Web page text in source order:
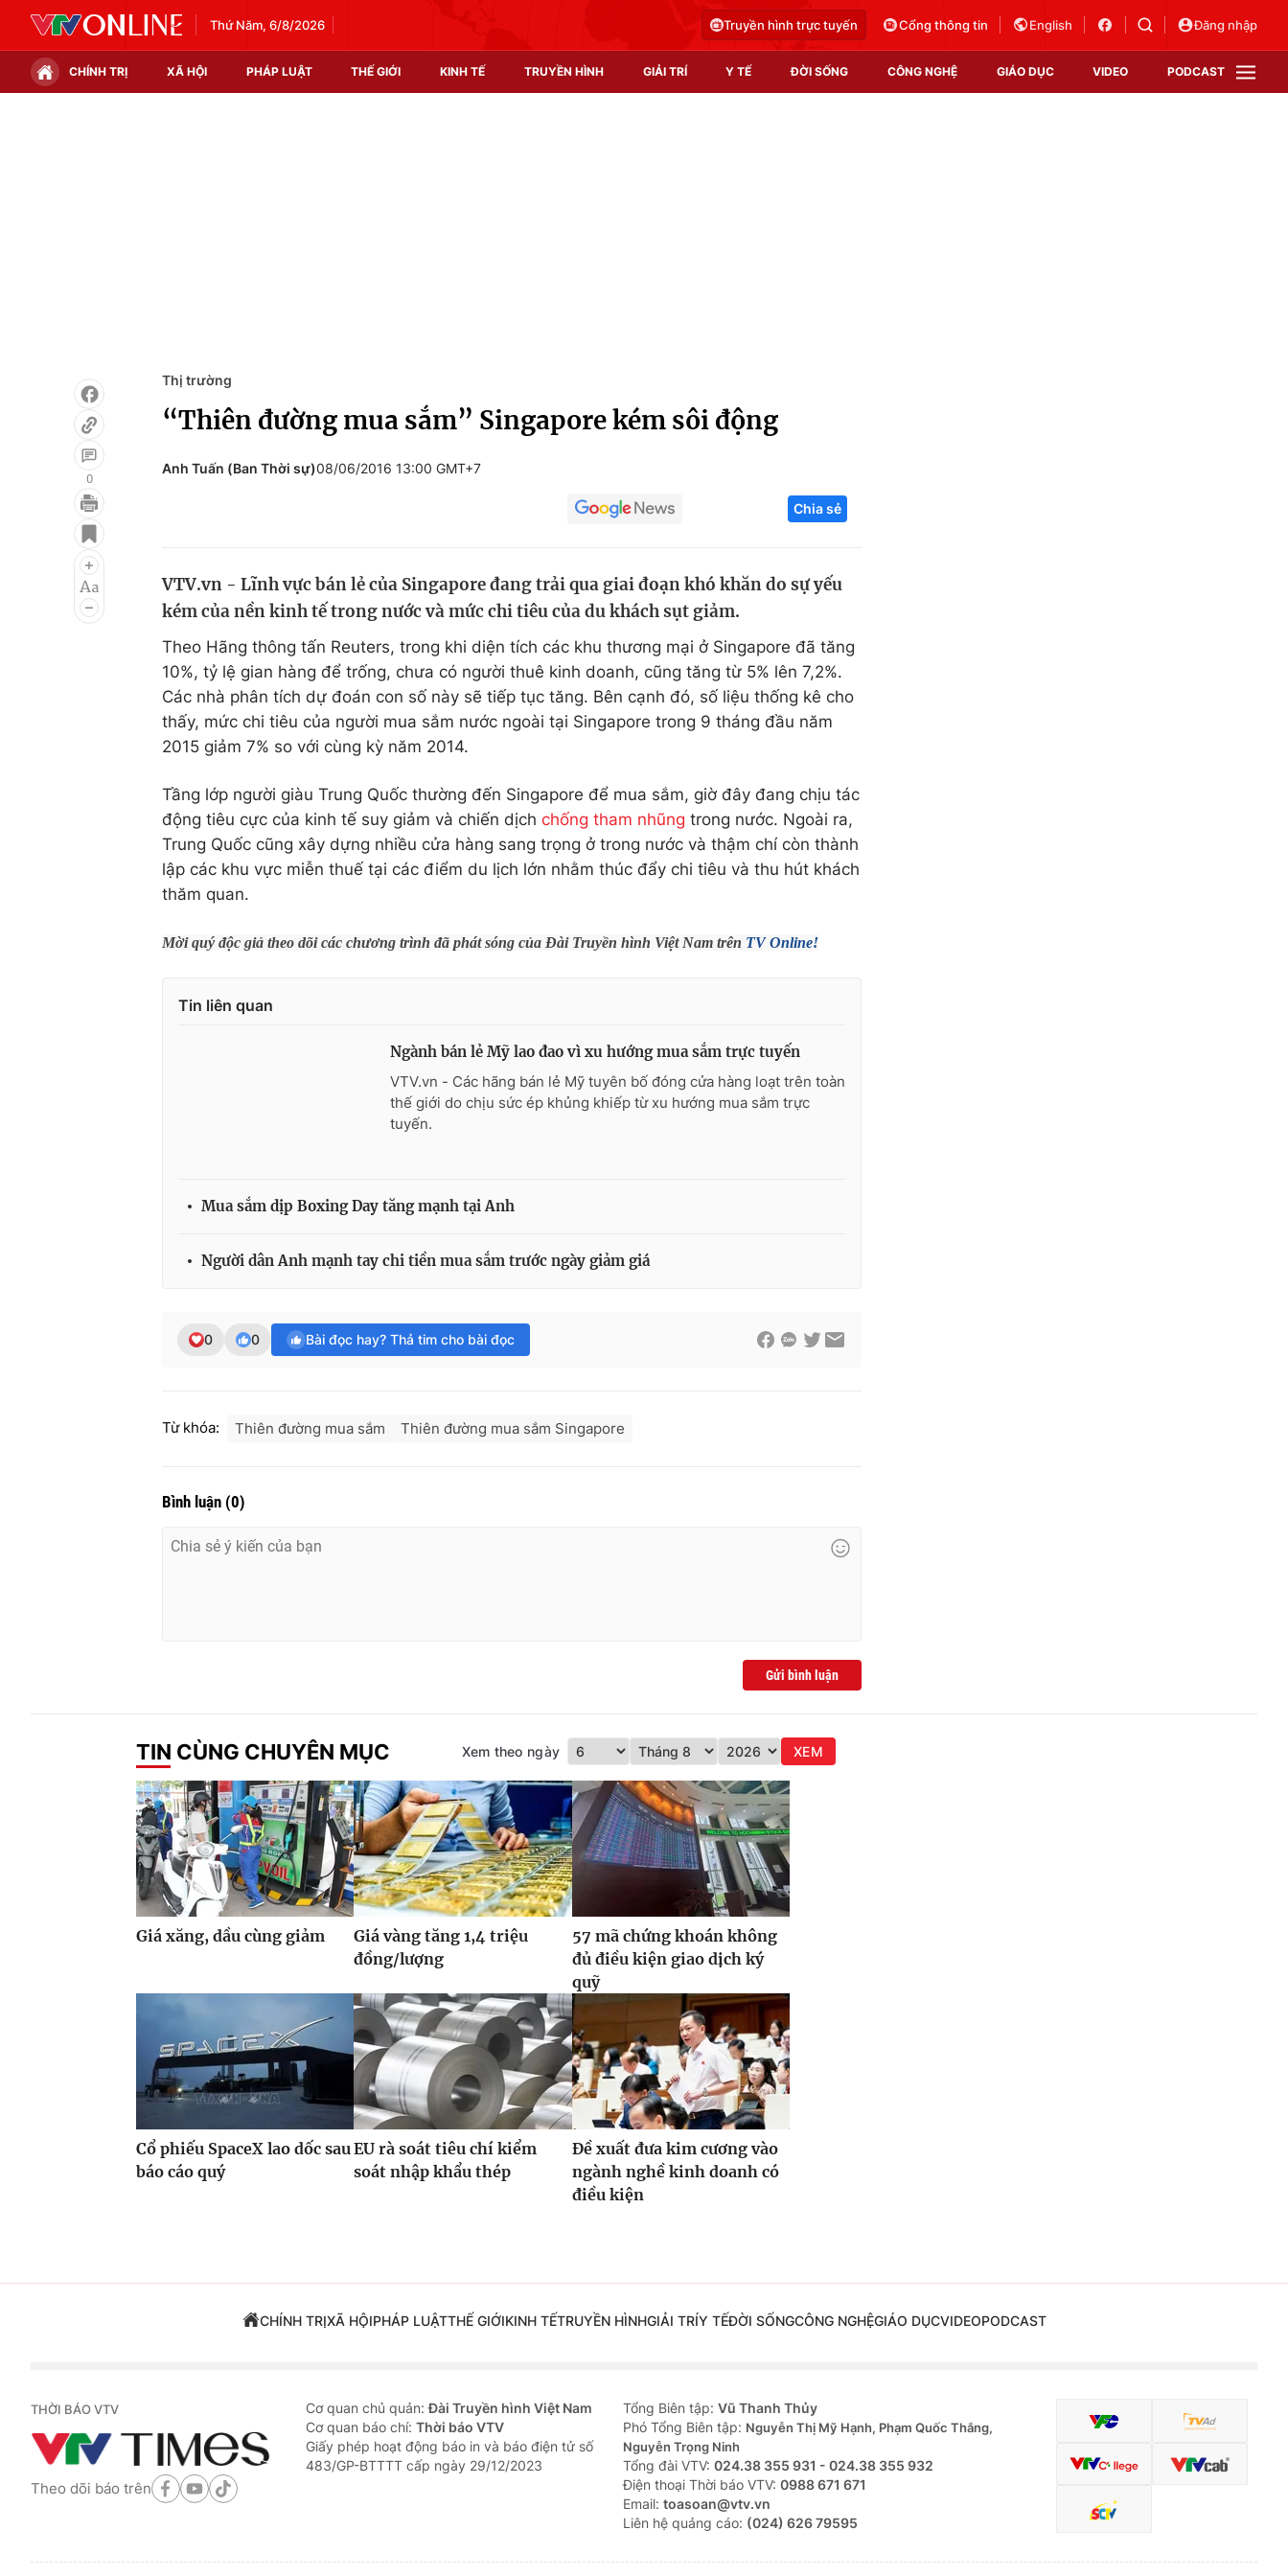
Thứ Năm, 6/8/2026 Truyền hình trực tuyến Cổng thông tin English Đăng nhập
CHÍNH TRỊ XÃ HỘI PHÁP LUẬT THẾ GIỚI KINH TẾ TRUYỀN HÌNH GIẢI TRÍ Y TẾ ĐỜI SỐNG CÔNG NGHỆ GIÁO DỤC VIDEO PODCAST
Infographic
Điện ảnh
Âm nhạc
Làm đẹp
Học trực tuyến
Công nghệ
Sản phẩm
Tư vấn
0
Thị trường
“Thiên đường mua sắm” Singapore kém sôi động
Anh Tuấn (Ban Thời sự)08/06/2016 13:00 GMT+7
Chia sẻ
VTV.vn - Lĩnh vực bán lẻ của Singapore đang trải qua giai đoạn khó khăn do sự yếu
kém của nền kinh tế trong nước và mức chi tiêu của du khách sụt giảm.
Theo Hãng thông tấn Reuters, trong khi diện tích các khu thương mại ở Singapore đã tăng
10%, tỷ lệ gian hàng để trống, chưa có người thuê kinh doanh, cũng tăng từ 5% lên 7,2%.
Các nhà phân tích dự đoán con số này sẽ tiếp tục tăng. Bên cạnh đó, số liệu thống kê cho
thấy, mức chi tiêu của người mua sắm nước ngoài tại Singapore trong 9 tháng đầu năm
2015 giảm 7% so với cùng kỳ năm 2014.
Tầng lớp người giàu Trung Quốc thường đến Singapore để mua sắm, giờ đây đang chịu tác
động tiêu cực của kinh tế suy giảm và chiến dịch chống tham nhũng trong nước. Ngoài ra,
Trung Quốc cũng xây dựng nhiều cửa hàng sang trọng ở trong nước và thậm chí còn thành
lập các khu vực miễn thuế tại các điểm du lịch lớn nhằm thúc đẩy chi tiêu và thu hút khách
thăm quan.
Mời quý độc giả theo dõi các chương trình đã phát sóng của Đài Truyền hình Việt Nam trên TV Online!
Tin liên quan
Ngành bán lẻ Mỹ lao đao vì xu hướng mua sắm trực tuyến
VTV.vn - Các hãng bán lẻ Mỹ tuyên bố đóng cửa hàng loạt trên toàn
thế giới do chịu sức ép khủng khiếp từ xu hướng mua sắm trực
tuyến.
Mua sắm dịp Boxing Day tăng mạnh tại Anh
Người dân Anh mạnh tay chi tiền mua sắm trước ngày giảm giá
0 0 Bài đọc hay? Thả tim cho bài đọc
Từ khóa: Thiên đường mua sắm Thiên đường mua sắm Singapore
Bình luận (0)
Gửi bình luận
TIN CÙNG CHUYÊN MỤC Xem theo ngày XEM
Giá xăng, dầu cùng giảm
Giá vàng tăng 1,4 triệu
đồng/lượng
57 mã chứng khoán không
đủ điều kiện giao dịch ký
quỹ
Cổ phiếu SpaceX lao dốc sau
báo cáo quý
EU rà soát tiêu chí kiểm
soát nhập khẩu thép
Đề xuất đưa kim cương vào
ngành nghề kinh doanh có
điều kiện
CHÍNH TRỊXÃ HỘIPHÁP LUẬTTHẾ GIỚIKINH TẾTRUYỀN HÌNHGIẢI TRÍY TẾĐỜI SỐNGCÔNG NGHỆGIÁO DỤCVIDEOPODCAST
THỜI BÁO VTV
Theo dõi báo trên
Cơ quan chủ quản:Đài Truyền hình Việt Nam
Cơ quan báo chí: Thời báo VTV
Giấy phép hoạt động báo in và báo điện tử số
483/GP-BTTTT cấp ngày 29/12/2023
Tổng Biên tập: Vũ Thanh Thủy
Phó Tổng Biên tập: Nguyễn Thị Mỹ Hạnh, Phạm Quốc Thắng,
Nguyễn Trọng Ninh
Tổng đài VTV: 024.38 355 931 - 024.38 355 932
Ðiện thoại Thời báo VTV: 0988 671 671
Email: toasoan@vtv.vn
Liên hệ quảng cáo: (024) 626 79595